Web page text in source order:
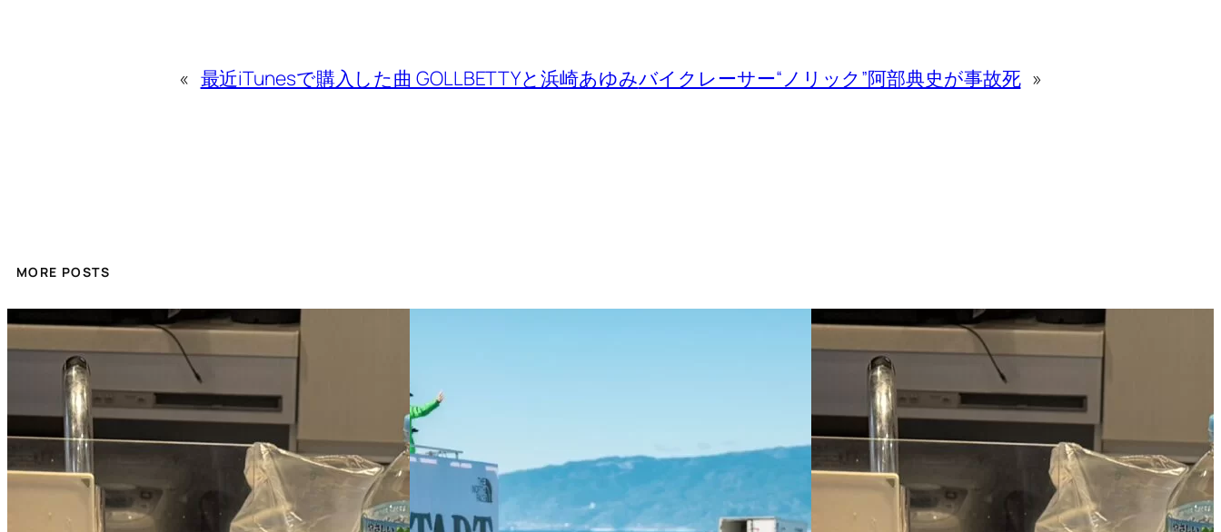
« 最近iTunesで購入した曲 GOLLBETTYと浜崎あゆみバイクレーサー“ノリック”阿部典史が事故死 »
MORE POSTS